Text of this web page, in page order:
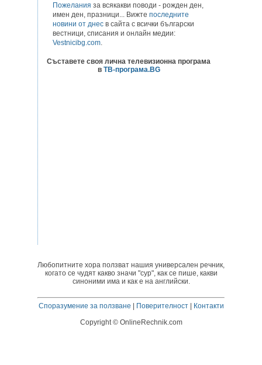
Пожелания за всякакви поводи - рожден ден,
имен ден, празници... Вижте последните
новини от днес в сайта с всички български
вестници, списания и онлайн медии:
Vestnicibg.com.
Съставете своя лична телевизионна програма
в ТВ-програма.BG
Любопитните хора ползват нашия универсален речник,
когато се чудят какво значи "сур", как се пише, какви
синоними има и как е на английски.
Споразумение за ползване | Поверителност| Контакти
Copyright © OnlineRechnik.com